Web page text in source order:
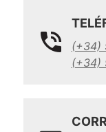
(+34)
(+34)